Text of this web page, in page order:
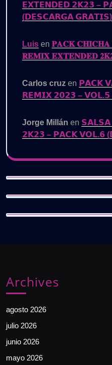
𝗘𝗫𝗧𝗘𝗡𝗗𝗘𝗗 𝟮𝗞𝟮𝟯 –
(𝗗𝗘𝗦𝗖𝗔𝗥𝗚𝗔 𝗚𝗥𝗔𝗧𝗜𝗦)
Luis en 𝐏𝐀𝐂𝐊 𝐂𝐇𝐈𝐂𝐇𝐀
𝐑𝐄𝐌𝐈𝐗 𝐄𝐗𝐓𝐄𝐍𝐃𝐄𝐃
Carlos cruz en 𝗣𝗔𝗖𝗞
𝗥𝗘𝗠𝗜𝗫 𝟮𝟬𝟮𝟯 –
Jorge Millán en
𝟮𝗞𝟮𝟯 – 𝗣𝗔𝗖𝗞 𝗩𝗢𝗟.𝟲
Archives
agosto 2026
julio 2026
junio 2026
mayo 2026